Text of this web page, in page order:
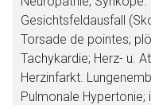
Gesichtsfeldausfall
Torsade de pointes;
Tachykardie; Herz- u.
Herzinfarkt.
Pulmonale Hypertonie;